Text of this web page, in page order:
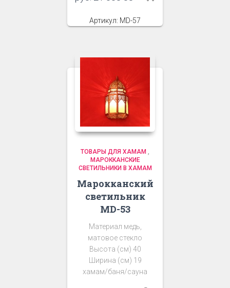
Артикул: MD-57
ТОВАРЫ ДЛЯ ХАМАМ
МАРОККАНСКИЕ
СВЕТИЛЬНИКИ В ХАМАМ
Марокканский
светильник
MD-53
Материал медь,
матовое стекло
Высота (см) 40
Ширина (см) 19
хамам/баня/сауна